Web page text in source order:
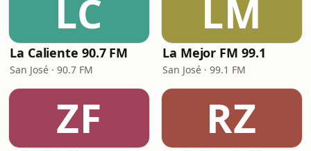
LC
La Caliente 90.7 FM
San José · 90.7 FM
LM
La Mejor FM 99.1
San José · 99.1 FM
ZF RZ